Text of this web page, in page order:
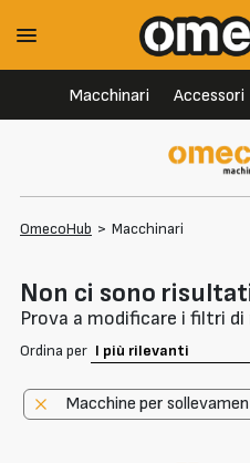
Macchinari Accessori
OmecoHub > Macchinari
Non ci sono
Prova a modificare i filtri di
Ordina per
Macchine per